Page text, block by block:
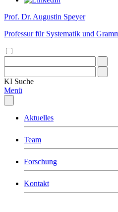
Prof. Dr. Augustin Speyer
Professur für Systematik und
KI Suche
Menü
Aktuelles
Team
Forschung
Kontakt